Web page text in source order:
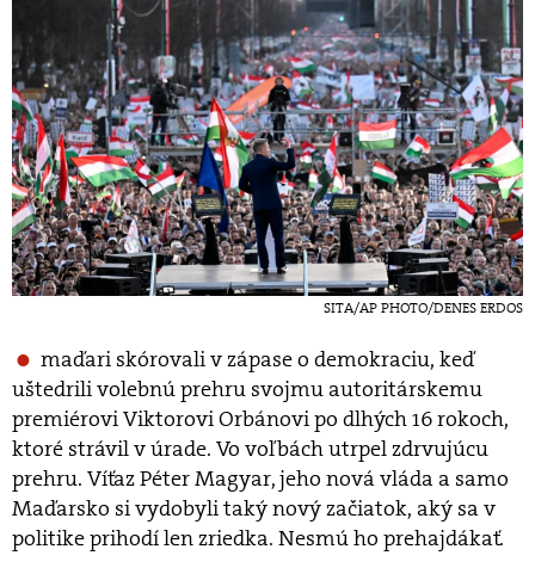
SITA/AP PHOTO/DENES ERDOS
maďari skórovali v zápase o demokraciu, keď
uštedrili volebnú prehru svojmu autoritárskemu
premiérovi Viktorovi Orbánovi po dlhých 16 rokoch,
ktoré strávil v úrade. Vo voľbách utrpel zdrvujúcu
prehru. Víťaz Péter Magyar, jeho nová vláda a samo
Maďarsko si vydobyli taký nový začiatok, aký sa v
politike prihodí len zriedka. Nesmú ho prehajdákať.